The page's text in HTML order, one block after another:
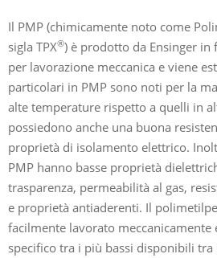
Il PMP (chimicamente noto come
sigla TPX®) è prodotto da Ensinger
per lavorazione meccanica e viene
particolari in PMP sono noti per la
alte temperature rispetto a quelli in
possiedono anche una buona
proprietà di isolamento elettrico.
PMP hanno basse proprietà
trasparenza, permeabilità al gas,
e proprietà antiaderenti. Il
facilmente lavorato meccanicamente
specifico tra i più bassi disponibili